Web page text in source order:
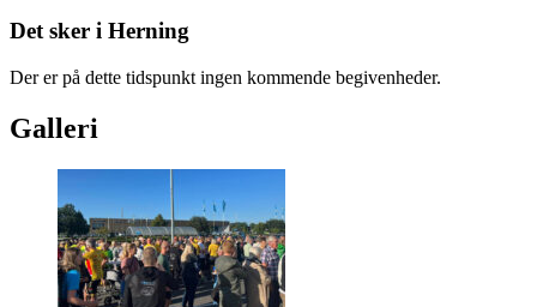
Det sker i Herning
Der er på dette tidspunkt ingen kommende begivenheder.
Galleri